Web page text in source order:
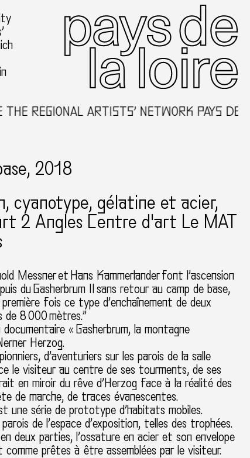
ARTISTS’ NETWORK PAYS DE LA
2018
cyanotype, gélatine et acier
2 Angles Centre d'art Le MAT
Messner et Hans Kammerlander font l’ascension
du Gasherbrum II sans retour au camp de base,
fois ce type d’enchaînement de deux
de 8 000 mètres.”
« Gasherbrum, la montagne
Herzog.
d’aventuriers sur les parois de la salle
le visiteur au centre de ses tourments, de ses
en miroir du rêve d’Herzog face à la réalité des
de marche, de traces évanescentes.
une série de prototype d’habitats mobiles.
de l’espace d’exposition, telles des trophées.
deux parties, l’ossature en acier et son envelope
comme prêtes à être assemblées par le visiteur.